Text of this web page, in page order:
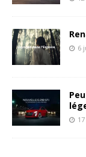
6